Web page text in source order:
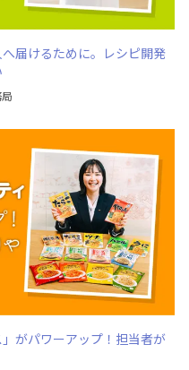
届けるために。レシピ開発
がパワーアップ！担当者が